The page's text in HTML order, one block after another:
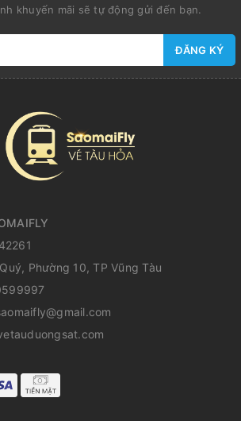
khuyến mãi sẽ tự động gửi đến bạn.
ĐĂNG KÝ
Phường 10, TP Vũng Tàu